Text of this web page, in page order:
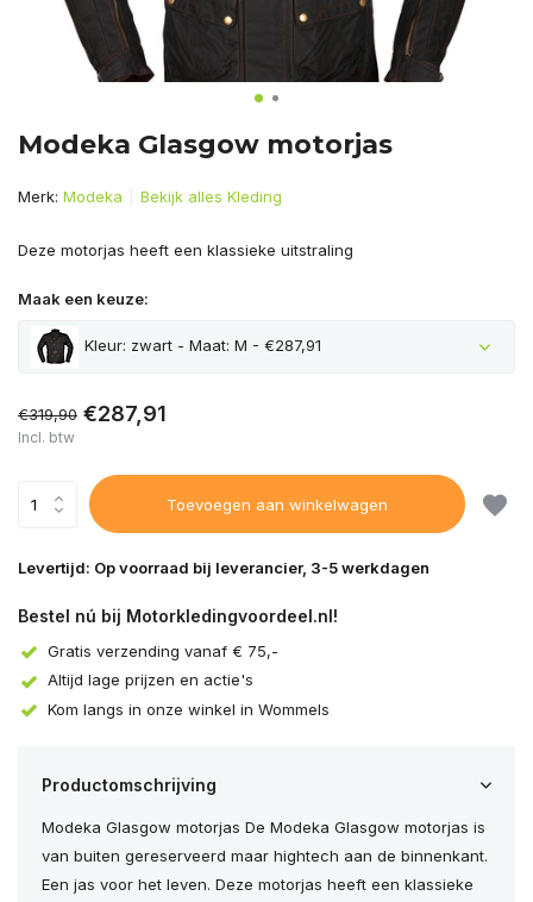
Modeka Glasgow motorjas
Merk: Modeka Bekijk alles Kleding
Deze motorjas heeft een klassieke uitstraling
Maak een keuze:
Kleur: zwart - Maat: M - €287,91
€319,90 €287,91
Incl. btw
Toevoegen aan winkelwagen
Levertijd: Op voorraad bij leverancier, 3-5 werkdagen
Bestel nú bij Motorkledingvoordeel.nl!
Gratis verzending vanaf € 75,-
Altijd lage prijzen en actie's
Kom langs in onze winkel in Wommels
Productomschrijving
Modeka Glasgow motorjas De Modeka Glasgow motorjas is
van buiten gereserveerd maar hightech aan de binnenkant.
Een jas voor het leven. Deze motorjas heeft een klassieke